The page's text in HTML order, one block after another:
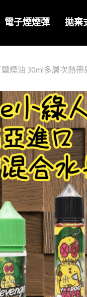
電子煙煙彈 拋棄
煙油 30ml多層次熱帶